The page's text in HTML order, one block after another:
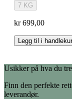
7 KG
kr 699,00
Legg til i
Usikker på hva du
Finn den perfekte
leverandør.